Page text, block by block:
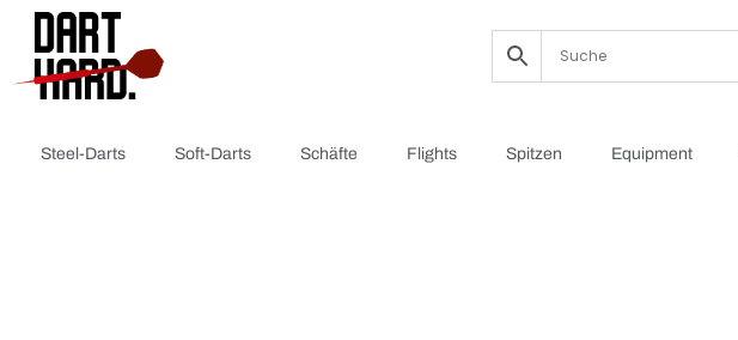
Steel-Darts Soft-Darts Schäfte Flights Spitzen Equipment